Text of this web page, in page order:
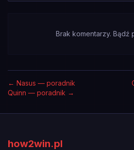
Brak komentarzy. Bądź
← Nasus — poradnik
Quinn — poradnik →
how2win.pl